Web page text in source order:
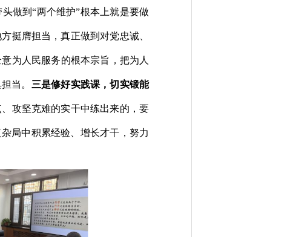
头做到“两个维护”根本上就是要做
挺膺担当，真正做到对党忠诚、
为人民服务的根本宗旨， 把为人
当 。 三是修好实践课，切实锻能
攻坚克难的实干中练出来的 ，要
局中积累经验、增长才干，努力